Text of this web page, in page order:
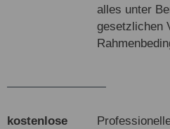
alles unter
gesetzlichen
kosten­lose